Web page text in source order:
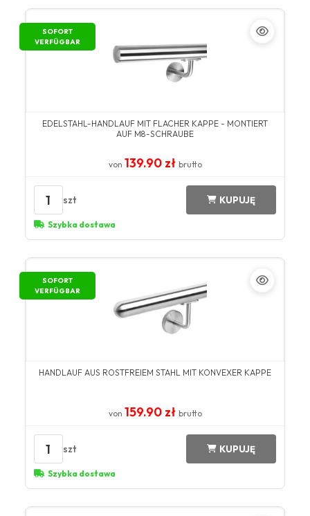
SOFORT
VERFÜGBAR
EDELSTAHL-HANDLAUF MIT FLACHER KAPPE - MONTIERT
AUF M8-SCHRAUBE
von 139.90 zł brutto
1 szt KUPUJĘ
Szybka dostawa
SOFORT
VERFÜGBAR
HANDLAUF AUS ROSTFREIEM STAHL MIT KONVEXER KAPPE
von 159.90 zł brutto
1 szt KUPUJĘ
Szybka dostawa